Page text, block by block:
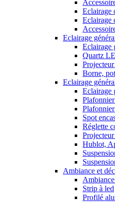
Eclairage
Eclairage
Eclairage
Eclairage
Quartz
Borne,
Eclairage
Eclairage
Spot
Réglette
Hublot,
Ambiance et
Strip à led
Profilé